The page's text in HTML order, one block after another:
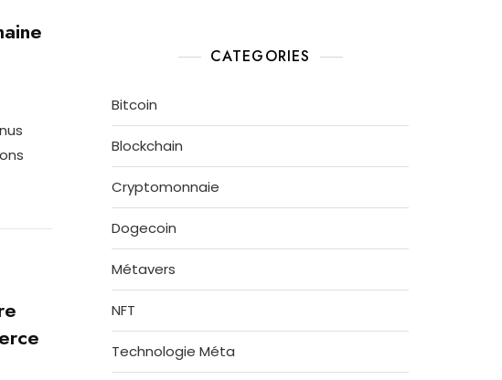
CATEGORIES
Bitcoin
Blockchain
Cryptomonnaie
Dogecoin
Métavers
NFT
Technologie Méta